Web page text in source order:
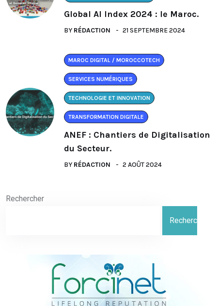
Global AI Index 2024 : le Maroc.
BY RÉDACTION 21 SEPTEMBRE 2024
MAROC DIGITAL / MOROCCOTECH
SERVICES NUMÉRIQUES
TECHNOLOGIE ET INNOVATION
TRANSFORMATION DIGITALE
ANEF : Chantiers de Digitalisation
du Secteur.
BY RÉDACTION 2 AOÛT 2024
Rechercher
Rechercher